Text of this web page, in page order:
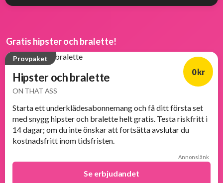
Gratis hipster och bralette!
Provpaket
Hipster och bralette
ON THAT ASS
0 kr
Starta ett underklädesabonnemang och få ditt första set
med snygg hipster och bralette helt gratis. Testa riskfritt i
14 dagar; om du inte önskar att fortsätta avslutar du
kostnadsfritt inom tidsfristen.
Annonslänk
Se erbjudandet